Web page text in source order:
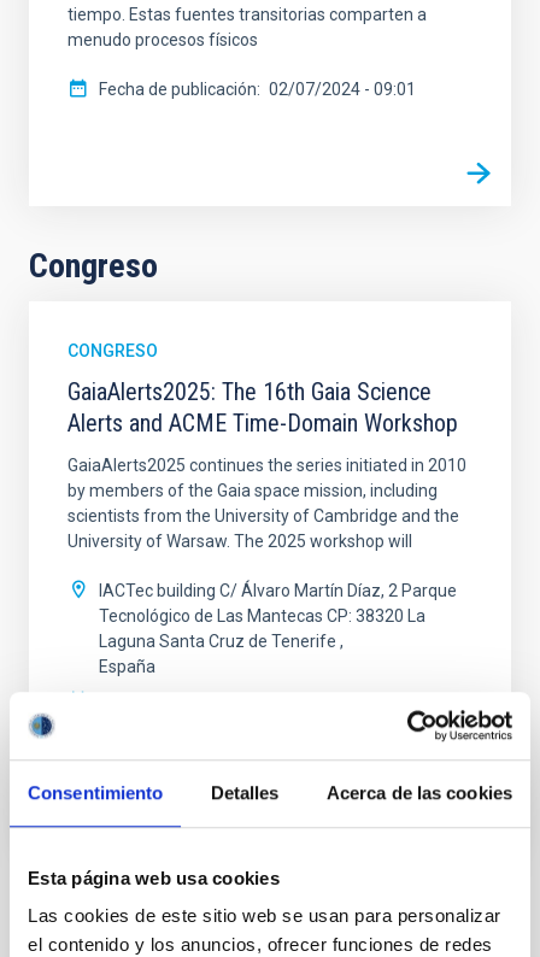
Consentimiento Detalles Acerca de las cookies
Esta página web usa cookies
Las cookies de este sitio web se usan para personalizar
el contenido y los anuncios, ofrecer funciones de redes
tiempo. Estas fuentes transitorias comparten a
menudo procesos físicos
Fecha de publicación 02/07/2024 - 09:01
Congreso
CONGRESO
GaiaAlerts2025: The 16th Gaia Science
Alerts and ACME Time-Domain Workshop
GaiaAlerts2025 continues the series initiated in 2010
by members of the Gaia space mission, including
scientists from the University of Cambridge and the
University of Warsaw. The 2025 workshop will
IACTec building C/ Álvaro Martín Díaz, 2 Parque
Tecnológico de Las Mantecas CP: 38320 La
Laguna Santa Cruz de Tenerife
España
GAIAALERTS2025 WEBSITE
TIPO DE NOTICIA